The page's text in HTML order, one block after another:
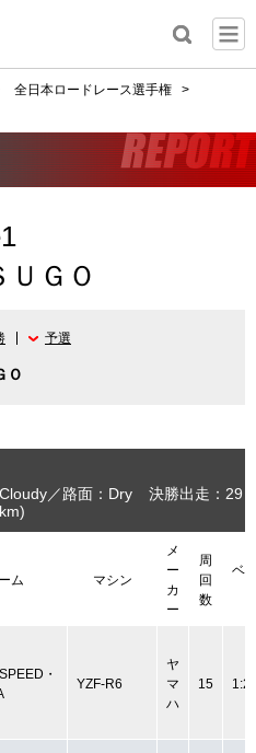
全日本ロードレース選手権
>
ＧＯ
Ｏ
予選
路面：Dry
決勝出走：29
km)
ム マシン
メ
ー
カ
ー
周
回
数
ベ
・
YZF-R6
ヤ
マ
ハ
15